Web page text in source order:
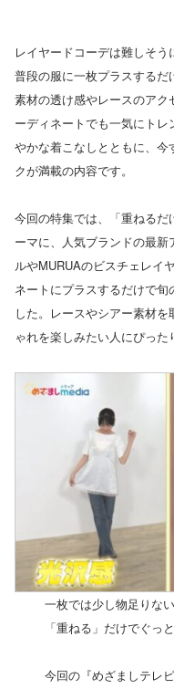
レイヤードコーデは難しそ
普段の服に一枚プラスする
素材の透け感やレースのア
ーディネートでも一気にト
やかな着こなしとともに、
クが満載の内容です。
今回の特集では、「重ねる
ーマに、人気ブランドの最
ルやMURUAのビスチェレイ
ネートにプラスするだけで
した。レースやシアー素材
ゃれを楽しみたい人にぴった
一枚では少し物足りな
「重ねる」だけでぐっ
今回の『めざましテレ